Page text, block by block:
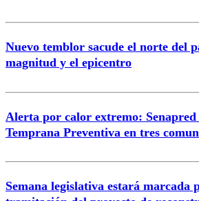
Nuevo temblor sacude el norte del
magnitud y el epicentro
Alerta por calor extremo:
Temprana Preventiva en tres
Semana legislativa estará marcada